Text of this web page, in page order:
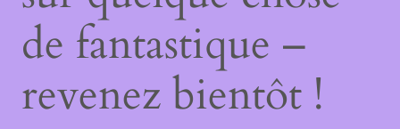
de fantastique –
revenez bientôt !